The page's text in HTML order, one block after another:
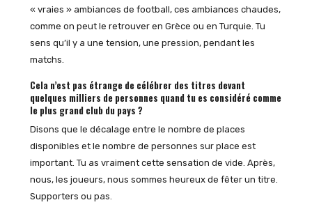
« vraies » ambiances de football, ces ambiances chaudes,
comme on peut le retrouver en Grèce ou en Turquie. Tu
sens qu’il y a une tension, une pression, pendant les
matchs.
Cela n’est pas étrange de célébrer des titres devant
quelques milliers de personnes quand tu es considéré comme
le plus grand club du pays ?
Disons que le décalage entre le nombre de places
disponibles et le nombre de personnes sur place est
important. Tu as vraiment cette sensation de vide. Après,
nous, les joueurs, nous sommes heureux de fêter un titre.
Supporters ou pas.